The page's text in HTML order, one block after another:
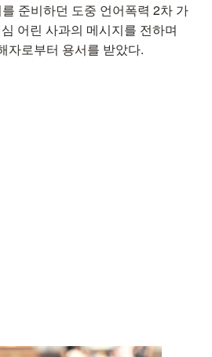
준비하던 도중 언어폭력 2차 가
어린 사과의 메시지를 전하며
자로부터 용서를 받았다.